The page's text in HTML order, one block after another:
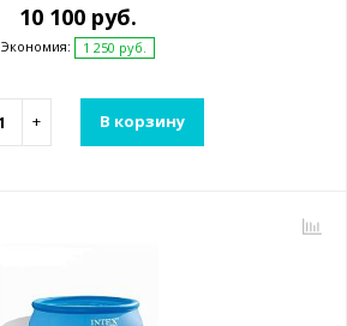
10 100 руб.
Экономия: 1 250 руб.
+ В корзину